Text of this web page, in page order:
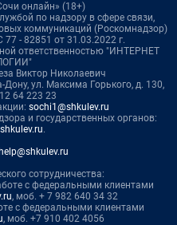
онлайн» (18+)
по надзору в сфере связи,
коммуникаций (Роскомнадзор)
- 82851 от 31.03.2022 г.
ответственностью "ИНТЕРНЕТ
Виктор Николаевич
Дону, ул. Максима Горького, д. 130,
64 223 23
sochi1@shkulev.ru
и государственных органов:
.
help@shkulev.ru
сотрудничества:
с федеральными клиентами
, моб. + 7 982 640 34 32
с федеральными клиентами
, моб. +7 910 402 4056